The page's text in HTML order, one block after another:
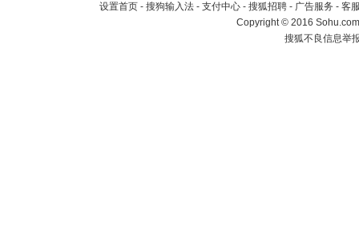
设置首页 - 搜狗输入法 - 支付中心 - 搜狐招聘 - 广告服务 - 客
Copyright©2016
搜狐不良信息举